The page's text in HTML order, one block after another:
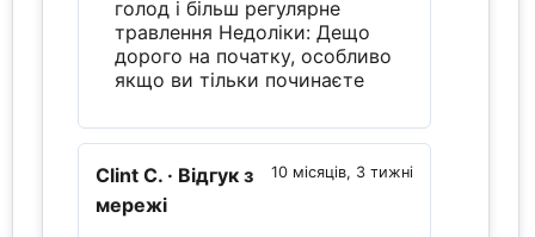
голод і більш регулярне
травлення Недоліки: Дещо
дорого на початку, особливо
якщо ви тільки починаєте
10 місяців, 3 тижні
Clint C. · Відгук з
мережі